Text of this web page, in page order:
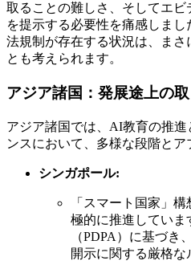
取ることの難しさ、そしてエ
を提示する必要性を痛感しま
法規制が存在する状況は、ま
とも考えられます。
アジア諸国：発展途上の
アジア諸国では、AI教育の推
ンスにおいて、多様な段階とア
シンガポール:
「スマート国家」
極的に推進していま
（PDPA）に基づき
開示に関する厳格な